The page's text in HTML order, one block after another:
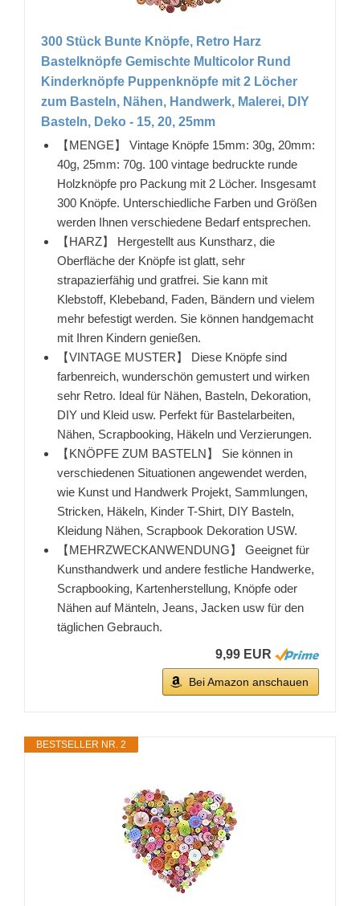
300 Stück Bunte Knöpfe, Retro Harz
Bastelknöpfe Gemischte Multicolor Rund
Kinderknöpfe Puppenknöpfe mit 2 Löcher
zum Basteln, Nähen, Handwerk, Malerei, DIY
Basteln, Deko - 15, 20, 25mm
【MENGE】 Vintage Knöpfe 15mm: 30g, 20mm:
40g, 25mm: 70g. 100 vintage bedruckte runde
Holzknöpfe pro Packung mit 2 Löcher. Insgesamt
300 Knöpfe. Unterschiedliche Farben und Größen
werden Ihnen verschiedene Bedarf entsprechen.
【HARZ】 Hergestellt aus Kunstharz, die
Oberfläche der Knöpfe ist glatt, sehr
strapazierfähig und gratfrei. Sie kann mit
Klebstoff, Klebeband, Faden, Bändern und vielem
mehr befestigt werden. Sie können handgemacht
mit Ihren Kindern genießen.
【VINTAGE MUSTER】 Diese Knöpfe sind
farbenreich, wunderschön gemustert und wirken
sehr Retro. Ideal für Nähen, Basteln, Dekoration,
DIY und Kleid usw. Perfekt für Bastelarbeiten,
Nähen, Scrapbooking, Häkeln und Verzierungen.
【KNÖPFE ZUM BASTELN】 Sie können in
verschiedenen Situationen angewendet werden,
wie Kunst und Handwerk Projekt, Sammlungen,
Stricken, Häkeln, Kinder T-Shirt, DIY Basteln,
Kleidung Nähen, Scrapbook Dekoration USW.
【MEHRZWECKANWENDUNG】 Geeignet für
Kunsthandwerk und andere festliche Handwerke,
Scrapbooking, Kartenherstellung, Knöpfe oder
Nähen auf Mänteln, Jeans, Jacken usw für den
täglichen Gebrauch.
9,99 EUR
Bei Amazon anschauen
BESTSELLER NR. 2